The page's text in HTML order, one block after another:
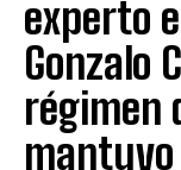
experto
Gonzalo
régimen
mantuvo